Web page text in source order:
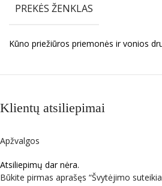
PREKĖS ŽENKLAS
Kūno priežiūros priemonės ir vonios
Klientų atsiliepimai
Apžvalgos
Atsiliepimų dar nėra.
Būkite pirmas aprašęs “Švytėjimo